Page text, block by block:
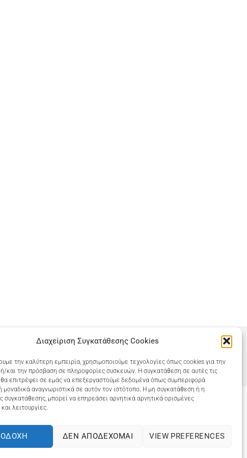
Διαχείριση Συγκατάθεσης Cookies
την καλύτερη εμπειρία, χρησιμοποιούμε τεχνολογίες όπως cookies για την
και την πρόσβαση σε πληροφορίες συσκευών. Η συγκατάθεση σε αυτές τις
θα επιτρέψει σε εμάς να επεξεργαστούμε δεδομένα όπως συμπεριφορά
μοναδικά αναγνωριστικά σε αυτόν τον ιστότοπο. Η μη συγκατάθεση ή η
συγκατάθεσης, μπορεί να επηρεάσει αρνητικά αρνητικά ορισμένες
λειτουργίες.
ΔΕΝ ΑΠΟΔΈΧΟΜΑΙ VIEW PREFERENCES
– COOKIES (ΕΕ)